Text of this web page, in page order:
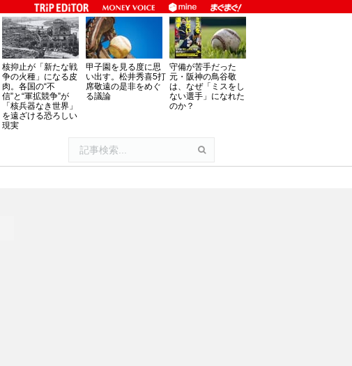
核抑止が「新たな戦
争の火種」になる皮
肉。各国の“不
信”と“軍拡競争”が
「核兵器なき世界」
を遠ざける恐ろしい
現実
甲子園を見る度に思
い出す。松井秀喜5打
席敬遠の是非をめぐ
る議論
守備が苦手だった
元・阪神の鳥谷敬
は、なぜ「ミスをし
ない選手」になれた
のか？